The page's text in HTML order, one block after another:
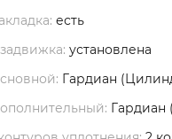
есть
установлена
Гардиан
Гардиан